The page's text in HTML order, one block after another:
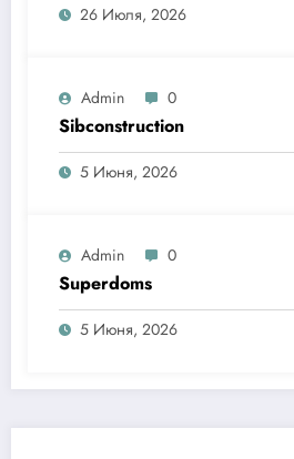
26 Июля, 2026
Admin 0
Sibconstruction
5 Июня, 2026
Admin 0
Superdoms
5 Июня, 2026